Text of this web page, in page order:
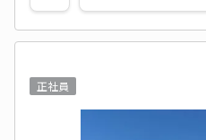
正社員